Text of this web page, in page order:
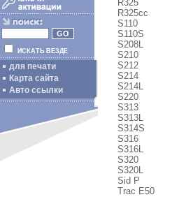
ИСКАТЬ ВЕЗДЕ
для печати
Карта сайта
Авто ссылки
R325
R325cc
S110
S110S
S208L
S210
S212
S214
S214L
S220
S313
S313L
S314S
S316
S316L
S320
S320L
Sid P
Trac E50